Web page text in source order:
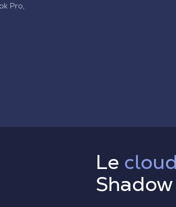
Pro,
Le
Shadow